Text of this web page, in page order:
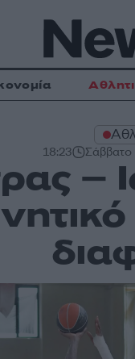
18:23
–